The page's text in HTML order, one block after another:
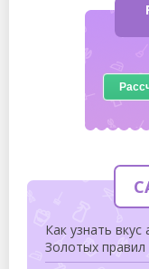
Как узнать вкус
Золотых правил